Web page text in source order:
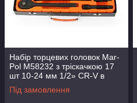
Набір торцевих головок Mar-
Pol M58232 з тріскачкою 17
шт 10-24 мм 1/2» CR-V в
металевому кейсі
Під замовлення